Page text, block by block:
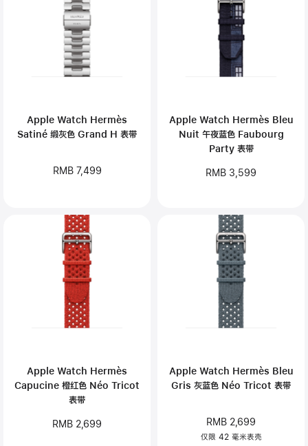
Apple Watch Hermès
Satiné 缎灰色 Grand H 表带
RMB 7,499
Apple Watch Hermès Bleu
Nuit 午夜蓝色 Faubourg
Party 表带
RMB 3,599
Apple Watch Hermès
Capucine 橙红色 Néo Tricot
表带
RMB 2,699
Apple Watch Hermès Bleu
Gris 灰蓝色 Néo Tricot 表带
RMB 2,699
仅限 42 毫米表壳